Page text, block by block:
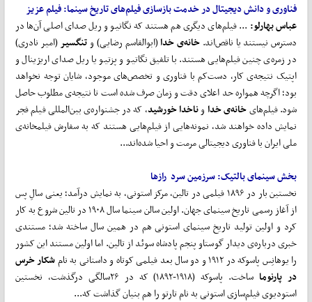
فناوریودانشدیجیتالدرخدمتبازسازیفیلمهایتاریخسینما:فیلمعزیز
عباسبهارلو:... فیلم‌های دیگری هم هستند که نگاتیو و ریل صدای اصلی آن‌ها در
دسترس نیستند یا ناقص‌اند.خانه‌ی خدا(ابوالقاسم رضایی) وتنگسیر(امیر نادری)
در زمره‌ی چنین فیلم‌هایی هستند. با تلفیق نگاتیو و پزتیو یا ریل صدای اریژینال و
اپتیک نتیجه‌ی کار، دست‌کم با فناوری و تخصص‌های موجود، شایان توجه نخواهد
بود؛ اگرچه همواره حد اعلای دقت و زمان صرف شده است تا نتیجه‌ی مطلوب حاصل
شود. فیلم‌هایخانه‌ی خداوناخدا خورشید، که در جشنواره‌ی بین‌المللی فیلم فجر
نمایش داده خواهند شد، نمونه‌هایی از فیلم‌هایی هستند که به سفارش فیلمخانه‌ی
ملی ایران با فناوری دیجیتالی مرمت و احیا شده‌اند...
بخش سینمای بالتیک:سرزمینسرد رازها
نخستین بار در ۱۸۹۶ فیلمی در تالین، مرکز استونی، به نمایش درآمد؛ یعنی سالِ پس
از آغاز رسمی تاریخ سینمای جهان. اولین سالن سینما سال ۱۹۰۸ در تالین شروع به کار
کرد و اولین تولید تاریخ سینمای استونی هم در همین سال ساخته شد؛ مستندی
خبری درباره‌ی دیدار گوستاو پنجم پادشاه سوئد از تالین. اما اولین مستند این کشور
را یوهانِس پاسوکه در ۱۹۱۲ و دو سال بعد فیلمی کوتاه و داستانی به نام
شکارخرس
در پارنوما
ساخت. پاسوکه (۱۹۱۸-۱۸۹۲) که در ۲۶سالگی درگذشت، نخستین
استودیوی فیلم‌سازی استونی به نام تارتو را هم بنیان گذاشت که...